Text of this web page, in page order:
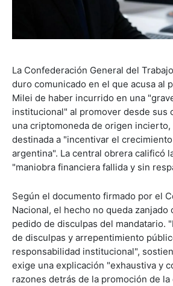
La Confederación General del
duro comunicado en el que acusa al
Milei de haber incurrido en una
institucional" al promover desde sus
una criptomoneda de origen
destinada a "incentivar el
argentina". La central obrera calificó
"maniobra financiera fallida y sin
Según el documento firmado por el
Nacional, el hecho no queda
pedido de disculpas del mandatario.
de disculpas y arrepentimiento
responsabilidad institucional",
exige una explicación "exhaustiva y
razones detrás de la promoción de